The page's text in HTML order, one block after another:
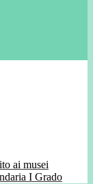
ai musei
I Grado